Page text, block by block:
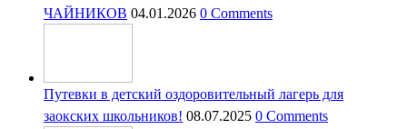
ЧАЙНИКОВ 04.01.2026 0 Comments
Путевки в детский оздоровительный лагерь для
заокских школьников! 08.07.2025 0 Comments